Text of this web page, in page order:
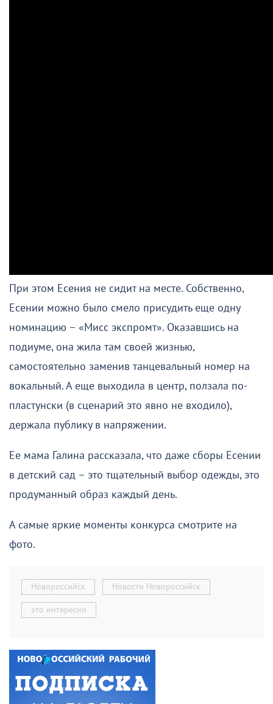
При этом Есения не сидит на месте. Собственно,
Есении можно было смело присудить еще одну
номинацию – «Мисс экспромт». Оказавшись на
подиуме, она жила там своей жизнью,
самостоятельно заменив танцевальный номер на
вокальный. А еще выходила в центр, ползала по-
пластунски (в сценарий это явно не входило),
держала публику в напряжении.
Ее мама Галина рассказала, что даже сборы Есении
в детский сад – это тщательный выбор одежды, это
продуманный образ каждый день.
А самые яркие моменты конкурса смотрите на
фото.
Новороссийск Новости Новороссийск
это интересно